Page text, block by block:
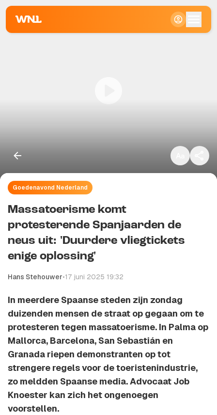
Goedenavond Nederland
Massatoerisme komt
protesterende Spanjaarden de
neus uit: 'Duurdere vliegtickets
enige oplossing'
Hans Stehouwer•17 juni 2025 19:32
In meerdere Spaanse steden zijn zondag
duizenden mensen de straat op gegaan om te
protesteren tegen massatoerisme. In Palma op
Mallorca, Barcelona, San Sebastián en
Granada riepen demonstranten op tot
strengere regels voor de toeristenindustrie,
zo meldden Spaanse media. Advocaat Job
Knoester kan zich het ongenoegen
voorstellen.